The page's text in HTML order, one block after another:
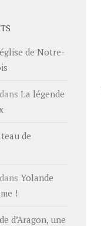
de Notre-
dans La légende
de
dans Yolande
!
d’Aragon, une